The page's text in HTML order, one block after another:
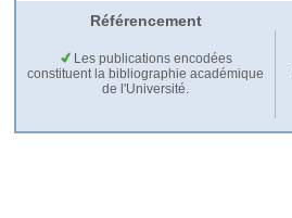
Référencement
Les publications encodées
constituent la bibliographie académique
de l'Université.